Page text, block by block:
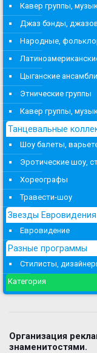
Кавер группы,
Джаз бэнды,
Народные,
Цыганские
Этнические группы
Кавер группы,
Танцевальные
Шоу балеты,
Эротические шоу,
Хореографы
Травести-шоу
Звезды Евровидения
Евровидение
Разные программы
Стилисты,
Категория
Организация
знаменитостями.